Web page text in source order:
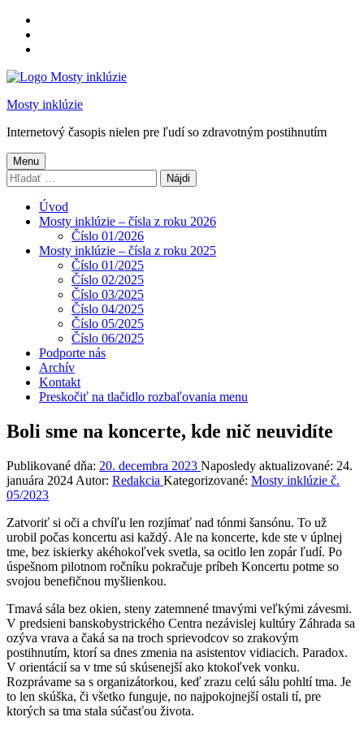
obsah
pätičku
Mosty inklúzie
Internetový časopis nielen pre ľudí so zdravotným postihnutím
Menu
Hľadať:
Úvod
Mosty inklúzie – čísla z roku 2026
Číslo 01/2026
Mosty inklúzie – čísla z roku 2025
Číslo 01/2025
Číslo 02/2025
Číslo 03/2025
Číslo 04/2025
Číslo 05/2025
Číslo 06/2025
Podporte nás
Archív
Kontakt
Preskočiť na tlačidlo rozbaľovania menu
Boli sme na koncerte, kde nič neuvidíte
Publikované dňa: 20. decembra 2023 Naposledy aktualizované: 24.
januára 2024 Autor: Redakcia Kategorizované: Mosty inklúzie č.
05/2023
Zatvoriť si oči a chvíľu len rozjímať nad tónmi šansónu. To už
urobil počas koncertu asi každý. Ale na koncerte, kde ste v úplnej
tme, bez iskierky akéhokoľvek svetla, sa ocitlo len zopár ľudí. Po
úspešnom pilotnom ročníku pokračuje príbeh Koncertu potme so
svojou benefičnou myšlienkou.
Tmavá sála bez okien, steny zatemnené tmavými veľkými závesmi.
V predsieni banskobystrického Centra nezávislej kultúry Záhrada sa
ozýva vrava a čaká sa na troch sprievodcov so zrakovým
postihnutím, ktorí sa dnes zmenia na asistentov vidiacich. Paradox.
V orientácií sa v tme sú skúsenejší ako ktokoľvek vonku.
Rozprávame sa s organizátorkou, keď zrazu celú sálu pohltí tma. Je
to len skúška, či všetko funguje, no najpokojnejší ostali tí, pre
ktorých sa tma stala súčasťou života.